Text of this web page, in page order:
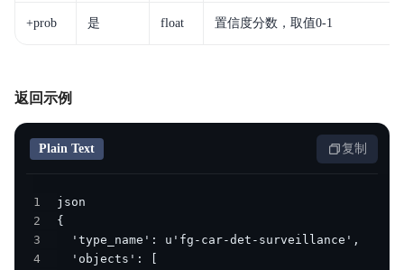
+prob 是 float 置信度分数，取值0-1
返回示例
Plain Text 复制
1
2
3
4